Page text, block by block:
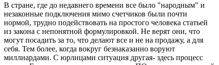
В стране, где до недавнего времени все было "народным" и
незаконные подключения мимо счетчиков были почти
нормой, трудно подействовать на простого человека статьей
из закона с непонятной формулировкой. Не верят они, что
могут посадить за то, что делают все и не на продажу, а для
себя. Тем более, когда вокруг безнаказанно воруют
миллиардами. С юрлицами ситуация другая- здесь процесс